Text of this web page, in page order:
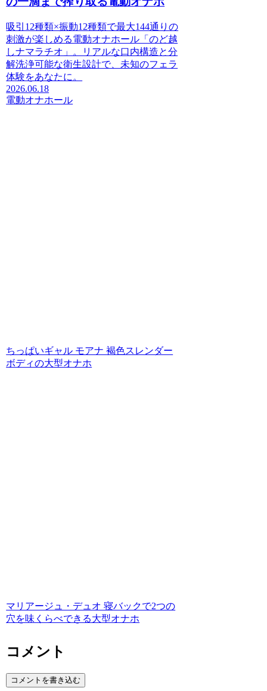
吸引12種類×振動12種類で最大144通りの
刺激が楽しめる電動オナホール「のど越
しナマラチオ」。リアルな口内構造と分
解洗浄可能な衛生設計で、未知のフェラ
体験をあなたに。
2026.06.18
電動オナホール
ちっぱいギャル モアナ 褐色スレンダー
ボディの大型オナホ
マリアージュ・デュオ 寝バックで2つの
穴を味くらべできる大型オナホ
コメント
コメントを書き込む